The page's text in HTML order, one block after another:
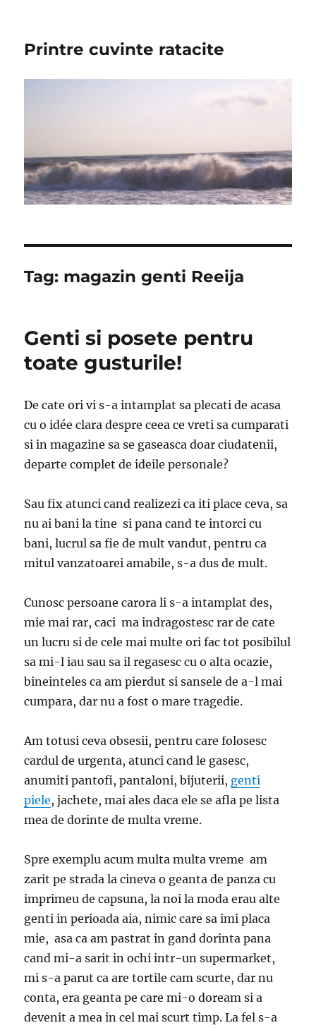
Printre cuvinte ratacite
Tag: magazin genti Reeija
Genti si posete pentru
toate gusturile!
De cate ori vi s-a intamplat sa plecati de acasa
cu o idée clara despre ceea ce vreti sa cumparati
si in magazine sa se gaseasca doar ciudatenii,
departe complet de ideile personale?
Sau fix atunci cand realizezi ca iti place ceva, sa
nu ai bani la tine si pana cand te intorci cu
bani, lucrul sa fie de mult vandut, pentru ca
mitul vanzatoarei amabile, s-a dus de mult.
Cunosc persoane carora li s-a intamplat des,
mie mai rar, caci ma indragostesc rar de cate
un lucru si de cele mai multe ori fac tot posibilul
sa mi-l iau sau sa il regasesc cu o alta ocazie,
bineinteles ca am pierdut si sansele de a-l mai
cumpara, dar nu a fost o mare tragedie.
Am totusi ceva obsesii, pentru care folosesc
cardul de urgenta, atunci cand le gasesc,
anumiti pantofi, pantaloni, bijuterii, genti
piele, jachete, mai ales daca ele se afla pe lista
mea de dorinte de multa vreme.
Spre exemplu acum multa multa vreme am
zarit pe strada la cineva o geanta de panza cu
imprimeu de capsuna, la noi la moda erau alte
genti in perioada aia, nimic care sa imi placa
mie, asa ca am pastrat in gand dorinta pana
cand mi-a sarit in ochi intr-un supermarket,
mi s-a parut ca are tortile cam scurte, dar nu
conta, era geanta pe care mi-o doream si a
devenit a mea in cel mai scurt timp. La fel s-a